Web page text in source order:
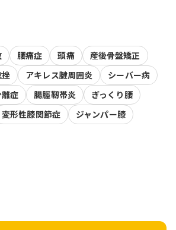
腰痛症 頭痛
産後骨盤矯正
アキレス腱周囲炎
シーバー病
症 腸脛靭帯炎
ぎっくり腰
変形性膝関節症
ジャンパー膝